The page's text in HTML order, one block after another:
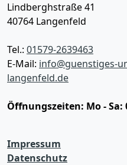
Lindberghstraße 41
40764 Langenfeld
Tel.: 01579-2639463
E-Mail: info@guenstiges-
langenfeld.de
Öffnungszeiten: Mo - Sa:
Impressum
Datenschutz